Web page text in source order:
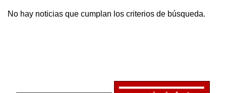
No hay noticias que cumplan los criterios de búsqueda.